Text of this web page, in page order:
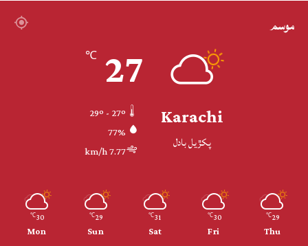
موسم
Karachi
پکڙيل بادل
27
℃
77%
7.77 km/h
29
℃
Thu
30
℃
Fri
31
℃
Sat
29
℃
Sun
30
℃
Mon